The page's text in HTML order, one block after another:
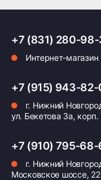
Оплата заказа
Возможна
также
+7 (831) 280-
Интернет-магазин
+7 (915) 943-82-
г. Нижний
ул. Бекетова 3а, корп.
+7 (910) 795-68-
г. Нижний
Московское шоссе, 22